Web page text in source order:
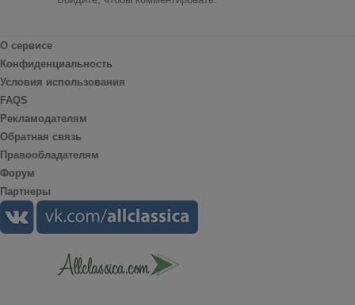
О сервисе
Конфиденциальность
Условия использования
FAQS
Рекламодателям
Обратная связь
Правообладателям
Форум
Партнеры